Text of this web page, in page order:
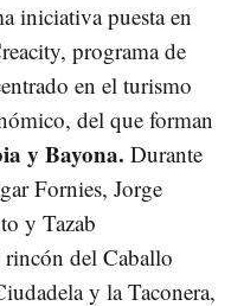
iniciativa puesta en
programa de
en el turismo
del que forman
y Bayona. Durante
Fornies, Jorge
y Tazab
del Caballo
y la Taconera,